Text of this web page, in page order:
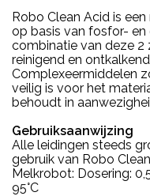
Robo Clean Acid is
op basis van fosfor- en
combinatie van deze 2
reinigend en
Complexeermiddelen
veilig is voor het
behoudt in
Gebruiksaanwijzing
Alle leidingen steeds
gebruik van Robo
Melkrobot: Dosering:
95°C